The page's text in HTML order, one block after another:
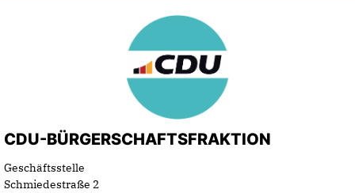
CDU-BÜRGERSCHAFTSFRAKTION
Geschäftsstelle
Schmiedestraße 2